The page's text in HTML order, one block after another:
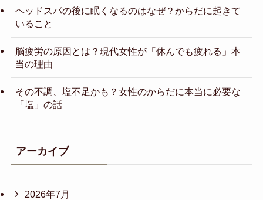
ヘッドスパの後に眠くなるのはなぜ？からだに起きて
いること
脳疲労の原因とは？現代女性が「休んでも疲れる」本
当の理由
その不調、塩不足かも？女性のからだに本当に必要な
「塩」の話
アーカイブ
2026年7月